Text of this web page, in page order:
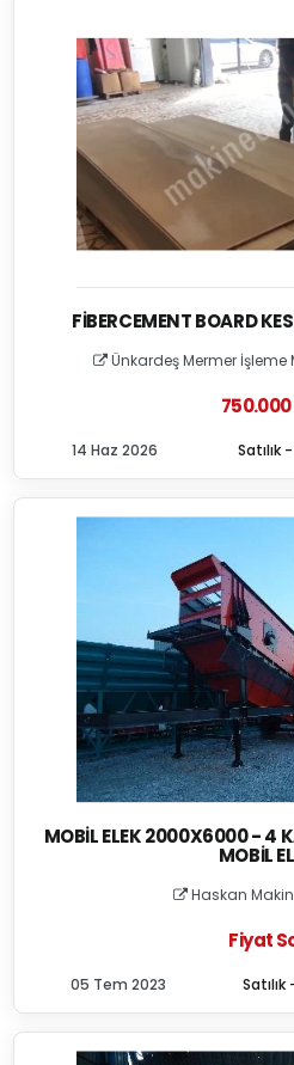
FIBERCEMENT BOARD
Ünkardeş Mermer İşleme
750.000
Satılık -
14 Haz 2026
MOBIL ELEK 2000X6000 - 4
MOBIL
Haskan
Fiyat
Satılık
05 Tem 2023